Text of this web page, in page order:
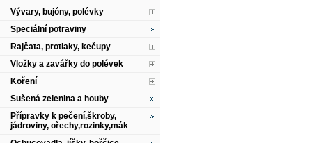
Vývary, bujóny, polévky
Speciální potraviny
Rajčata, protlaky, kečupy
Vložky a zavářky do polévek
Koření
Sušená zelenina a houby
Přípravky k pečení,škroby,
jádroviny, ořechy,rozinky,mák